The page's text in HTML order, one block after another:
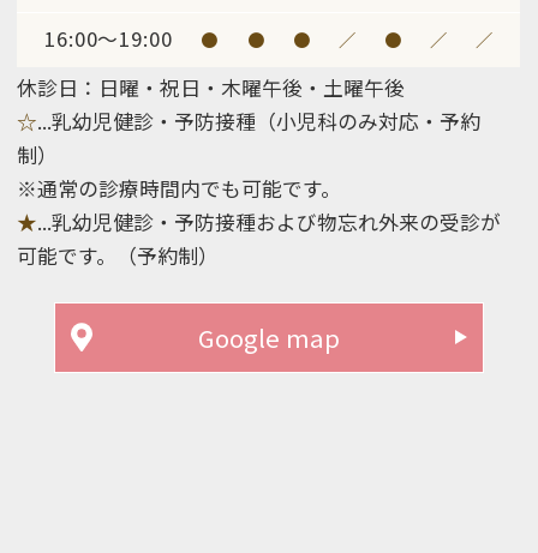
16:00～19:00 ● ● ● ／ ● ／ ／
休診日：日曜・祝日・木曜午後・土曜午後
☆...乳幼児健診・予防接種（小児科のみ対応・予約
制）
※通常の診療時間内でも可能です。
★...乳幼児健診・予防接種および物忘れ外来の受診が
可能です。（予約制）
Google map